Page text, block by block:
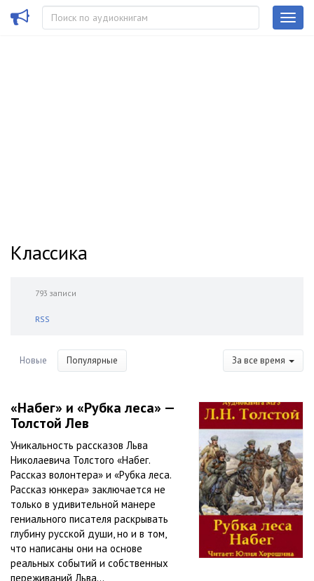
Классика
793 записи
RSS
Новые Популярные За все время
«Набег» и «Рубка леса» —
Толстой Лев
Уникальность рассказов Льва
Николаевича Толстого «Набег.
Рассказ волонтера» и «Рубка леса.
Рассказ юнкера» заключается не
только в удивительной манере
гениального писателя раскрывать
глубину русской души, но и в том,
что написаны они на основе
реальных событий и собственных
переживаний Льва...